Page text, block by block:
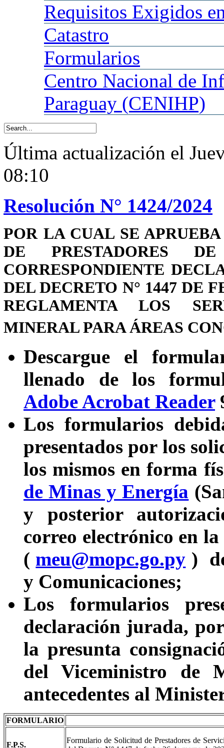
Requisitos Exigidos
Catastro
Formularios
Centro Nacional de
Paraguay (CENIHP)
Última actualización el
08:10
Resolución N° 1424/2024
POR LA CUAL SE
DE PRESTADORES
CORRESPONDIENTE
DEL DECRETO N° 1447 DE
REGLAMENTA LOS
MINERAL PARA ÁREAS
Descargue el
llenado de los
Adobe Acrobat Reader
Los formularios
presentados por los
los mismos en forma
de Minas y Energía
y posterior
correo electrónico en
( meu@mopc.go.py )
y Comunicaciones;
Los formularios
declaración jurada,
la presunta
del Viceministro de
antecedentes al
FORMULARIO
F.P.S.
Formulario de Solicitud de Prestadores de